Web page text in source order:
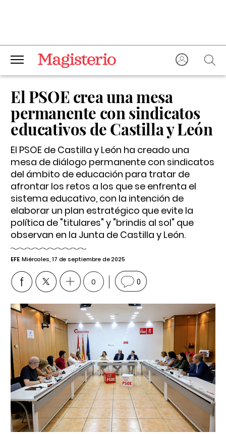
El PSOE crea una mesa
permanente con sindicatos
educativos de Castilla y León
El PSOE de Castilla y León ha creado una
mesa de diálogo permanente con sindicatos
del ámbito de educación para tratar de
afrontar los retos a los que se enfrenta el
sistema educativo, con la intención de
elaborar un plan estratégico que evite la
política de "titulares" y "brindis al sol" que
observan en la Junta de Castilla y León.
EFE Miércoles, 17 de septiembre de 2025
0 0